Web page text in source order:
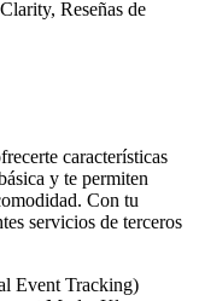
Reseñas de
características
y te permiten
Con tu
servicios de terceros
Event Tracking)